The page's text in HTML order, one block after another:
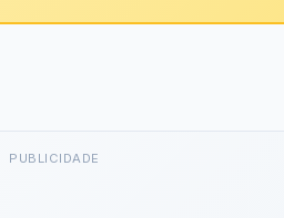
PUBLICIDADE